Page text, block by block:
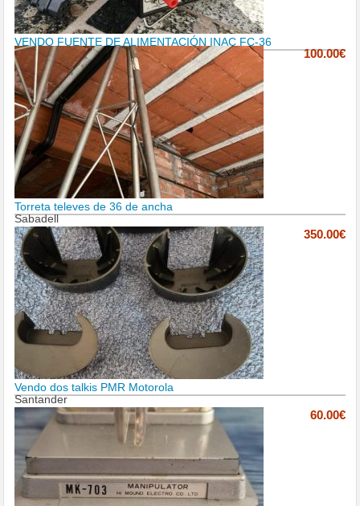
VENDO FUENTE DE ALIMENTACIÓN INAC FC-36
100.00€
Torreta televes de 36 de ancha
Sabadell
350.00€
Vendo dos talkis PMR Motorola
Santander
60.00€